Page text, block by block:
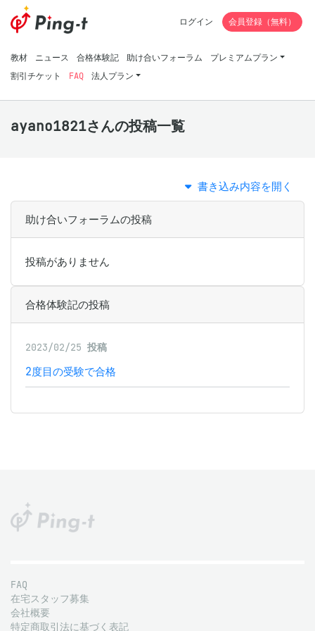
教材 ニュース 合格体験記 助け合いフォーラム
プレミアムプラン
割引チケット
FAQ 法人プラン
ログイン 会員登録（無料）
ayano1821さんの投稿一覧
書き込み内容を開く
助け合いフォーラムの投稿
投稿がありません
合格体験記の投稿
2023/02/25 投稿
2度目の受験で合格
FAQ
在宅スタッフ募集
会社概要
特定商取引法に基づく表記